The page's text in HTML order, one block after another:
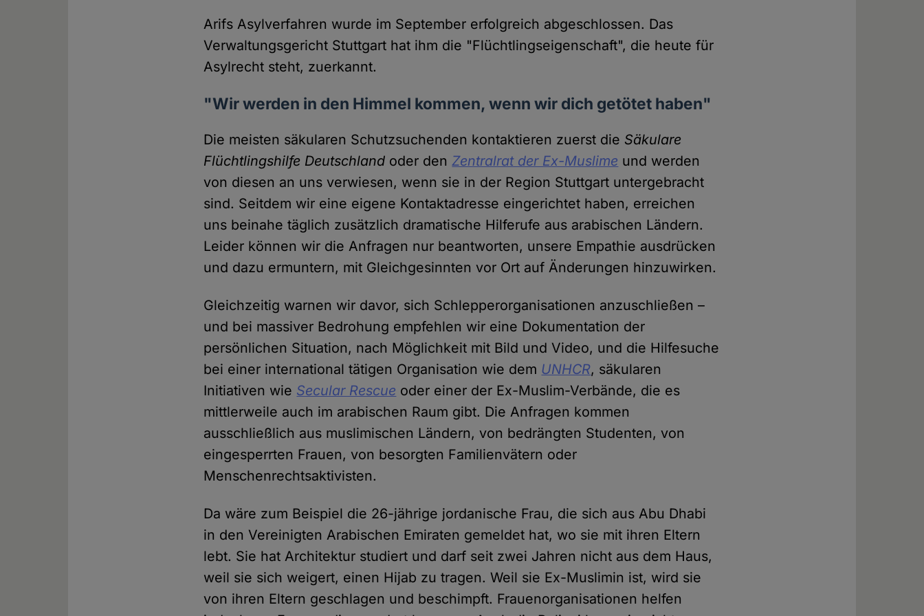
Arifs Asylverfahren wurde im September erfolgreich abgeschlossen. Das
Verwaltungsgericht Stuttgart hat ihm die "Flüchtlingseigenschaft", die heute für
Asylrecht steht, zuerkannt.
"Wir werden in den Himmel kommen, wenn wir dich getötet haben"
Die meisten säkularen Schutzsuchenden kontaktieren zuerst die Säkulare
Flüchtlingshilfe Deutschland oder denZentralrat der Ex-Muslime und werden
von diesen an uns verwiesen, wenn sie in der Region Stuttgart untergebracht
sind. Seitdem wir eine eigene Kontaktadresse eingerichtet haben, erreichen
uns beinahe täglich zusätzlich dramatische Hilferufe aus arabischen Ländern.
Leider können wir die Anfragen nur beantworten, unsere Empathie ausdrücken
und dazu ermuntern, mit Gleichgesinnten vor Ort auf Änderungen hinzuwirken.
Gleichzeitig warnen wir davor, sich Schlepperorganisationen anzuschließen –
und bei massiver Bedrohung empfehlen wir eine Dokumentation der
persönlichen Situation, nach Möglichkeit mit Bild und Video, und die Hilfesuche
bei einer international tätigen Organisation wie dem UNHCR, säkularen
Initiativen wie Secular Rescue oder einer der Ex-Muslim-Verbände, die es
mittlerweile auch im arabischen Raum gibt. Die Anfragen kommen
ausschließlich aus muslimischen Ländern, von bedrängten Studenten, von
eingesperrten Frauen, von besorgten Familienvätern oder
Menschenrechtsaktivisten.
Da wäre zum Beispiel die 26-jährige jordanische Frau, die sich aus Abu Dhabi
in den Vereinigten Arabischen Emiraten gemeldet hat, wo sie mit ihren Eltern
lebt. Sie hat Architektur studiert und darf seit zwei Jahren nicht aus dem Haus,
weil sie sich weigert, einen Hijab zu tragen. Weil sie Ex-Muslimin ist, wird sie
von ihren Eltern geschlagen und beschimpft. Frauenorganisationen helfen